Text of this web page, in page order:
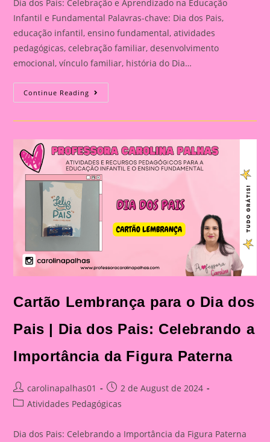
Dia dos Pais: Celebração e Aprendizado na Educação
Infantil e Fundamental Palavras-chave: Dia dos Pais,
educação infantil, ensino fundamental, atividades
pedagógicas, celebração familiar, desenvolvimento
emocional, vínculo familiar, história do Dia…
Continue Reading Atividade
Para
Dia
Dia
Dos
Pais:
Celebração
E
Na
Educação
Infantil
Fundamental
Cartão Lembrança para o Dia dos
Pais | Dia dos Pais: Celebrando a
Importância da Figura Paterna
Post
author:
carolinapalhas01
Post
published:
2 de August de 2024
PostAtividades Pedagógicas
Dia dos Pais: Celebrando a Importância da Figura Paterna